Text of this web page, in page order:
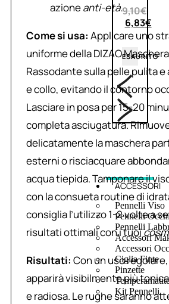
9,10€
6,83€
ESAURITO
ACCESSORI
Pennelli Viso
Pennelli
Pennelli
Accessori
Accessori
Ciglia Finte
Pinzette
Kit Pennelli
azioneanti-età.
Come si usa: Applicare uno
uniforme della DIZAO
Rassodante sulla pelle pulita
e collo, evitando il contorno
Lasciare in posa per 15-20
completa asciugatura.
delicatamente la maschera
esterni o risciacquare
acqua tiepida. Tamponare il
con la consueta routine di
consiglia l’utilizzo 1-2 volte a
risultati ottimali con i tuoi
Risultati: Con un uso
apparirà visibilmente più
e radiosa. Le rughe saranno